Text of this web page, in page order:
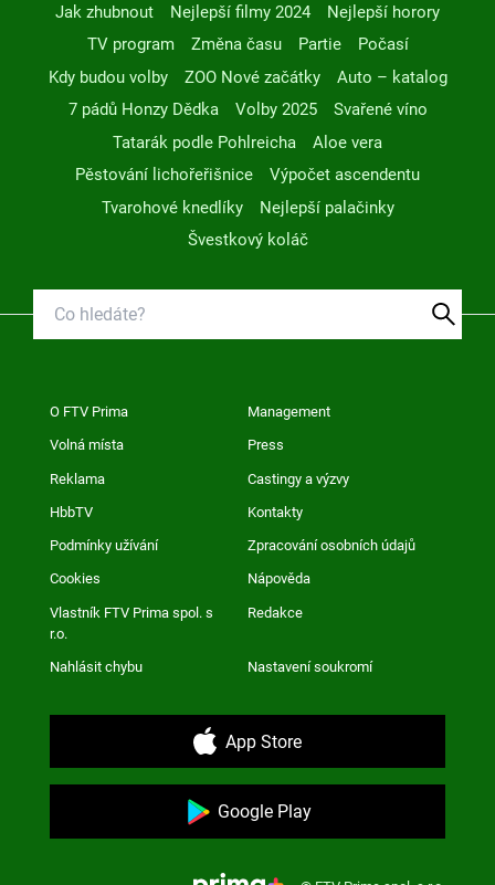
Jak zhubnout Nejlepší filmy 2024
Nejlepší horory
TV program
Změna času Partie
Počasí
Kdy budou volby
ZOO Nové začátky
Auto – katalog
7 pádů Honzy Dědka
Volby 2025
Svařené víno
Tatarák podle Pohlreicha
Aloe vera
Pěstování lichořeřišnice
Výpočet ascendentu
Tvarohové knedlíky
Nejlepší palačinky
Švestkový koláč
O FTV Prima Management
Volná místa Press
Reklama Castingy a výzvy
HbbTV Kontakty
Podmínky užívání Zpracování osobních údajů
Cookies Nápověda
Vlastník FTV Prima spol. s
r.o.
Redakce
Nahlásit chybu Nastavení soukromí
App Store
Google Play